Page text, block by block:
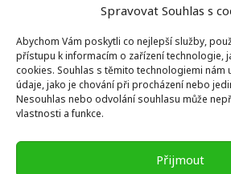
Spravovat Souhlas s
Abychom Vám poskytli co nejlepší služby,
přístupu k informacím o zařízení technologie,
cookies. Souhlas s těmito technologiemi nám
údaje, jako je chování při procházení nebo
Nesouhlas nebo odvolání souhlasu může
vlastnosti a funkce.
Přijmout
dobrany@koinonia.cz+420 733 741 190
Prusiny
Nebílovy 36, Nebílovy 332 04